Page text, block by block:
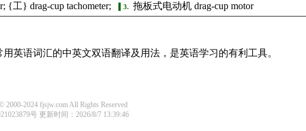
{工} drag-cup tachometer; 3. 拖板式电动机 drag-cup motor
英语词汇的中英文双语翻译及用法，是英语学习的有利工具。
2000-2024 fjsjw.com All Rights Reserved
号更新时间：2026/8/7 13:39:46